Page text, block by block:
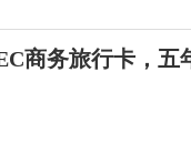
商务旅行卡，五